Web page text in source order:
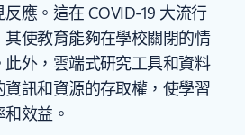
應。這在 COVID-19 大流行
使教育能夠在學校關閉的情
此外，雲端式研究工具和資料
訊和資源的存取權，使學習
效益。